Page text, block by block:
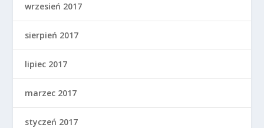
wrzesień 2017
sierpień 2017
lipiec 2017
marzec 2017
styczeń 2017